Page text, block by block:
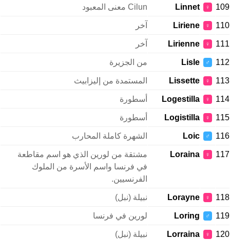
109
♀
Linnet Cilun معنى المعبود
110
♀
Liriene آخر
111
♀
Lirienne آخر
112
♂
Lisle من الجزيرة
113
♀
Lissette المستمدة من إليزابيث
114
♀
Logestilla أسطورة
115
♀
Logistilla أسطورة
116
♂
Loic الشهرة كاملة المحارب
117
♀
Loraina
مشتقة من لورين الذي هو اسم مقاطعة
في فرنسا واسم الأسرة من الملوك
الفرنسيين.
118
♀
Lorayne نبيلة (نبل)
119
♂
Loring لورين في فرنسا
120
♀
Lorraina نبيلة (نبل)